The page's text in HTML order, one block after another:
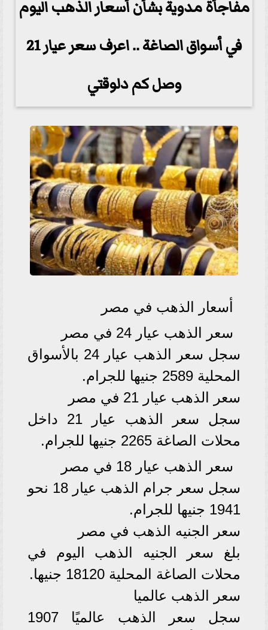
مفاجأة مدوية بشأن أسعار الذهب اليوم
في أسواق الصاغة .. اعرف سعر عيار 21
وصل كم دلوقتي
أسعار الذهب في مصر
سعر الذهب عيار 24 في مصر
سجل سعر الذهب عيار 24 بالأسواق
المحلية 2589 جنيها للجرام.
سعر الذهب عيار 21 في مصر
سجل سعر الذهب عيار 21 داخل
محلات الصاغة 2265 جنيها للجرام.
سعر الذهب عيار 18 في مصر
سجل سعر جرام الذهب عيار 18 نحو
1941 جنيها للجرام.
سعر الجنيه الذهب في مصر
بلغ سعر الجنيه الذهب اليوم في
محلات الصاغة المحلية 18120 جنيها.
سعر الذهب عالميا
سجل سعر الذهب عالميًا 1907